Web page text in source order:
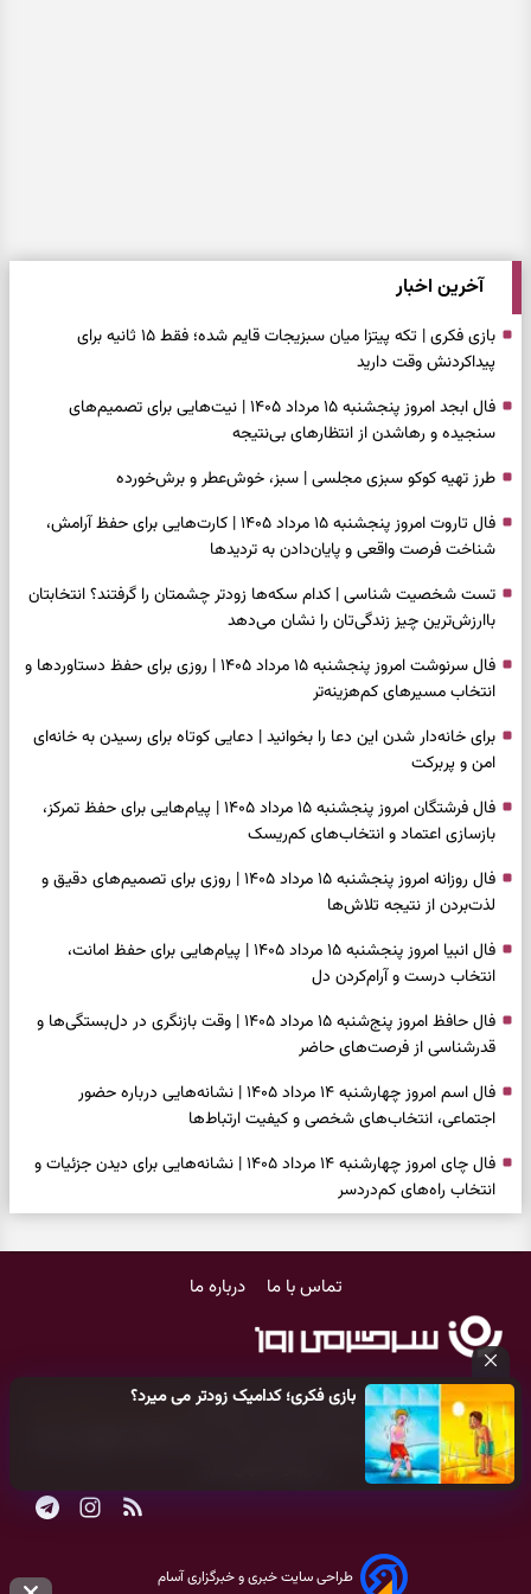
بازی فکری؛ کدامیک زودتر می میرد؟
آخرین اخبار
بازی فکری | تکه پیتزا میان سبزیجات قایم شده؛ فقط ۱۵ ثانیه برای
پیداکردنش وقت دارید
فال ابجد امروز پنجشنبه ۱۵ مرداد ۱۴۰۵ | نیت‌هایی برای تصمیم‌های
سنجیده و رهاشدن از انتظارهای بی‌نتیجه
طرز تهیه کوکو سبزی مجلسی | سبز، خوش‌عطر و برش‌خورده
فال تاروت امروز پنجشنبه ۱۵ مرداد ۱۴۰۵ | کارت‌هایی برای حفظ آرامش،
شناخت فرصت واقعی و پایان‌دادن به تردیدها
تست شخصیت شناسی | کدام سکه‌ها زودتر چشمتان را گرفتند؟ انتخابتان
باارزش‌ترین چیز زندگی‌تان را نشان می‌دهد
فال سرنوشت امروز پنجشنبه ۱۵ مرداد ۱۴۰۵ | روزی برای حفظ دستاوردها و
انتخاب مسیرهای کم‌هزینه‌تر
برای خانه‌دار شدن این دعا را بخوانید | دعایی کوتاه برای رسیدن به خانه‌ای
امن و پربرکت
فال فرشتگان امروز پنجشنبه ۱۵ مرداد ۱۴۰۵ | پیام‌هایی برای حفظ تمرکز،
بازسازی اعتماد و انتخاب‌های کم‌ریسک
فال روزانه امروز پنجشنبه ۱۵ مرداد ۱۴۰۵ | روزی برای تصمیم‌های دقیق و
لذت‌بردن از نتیجه تلاش‌ها
فال انبیا امروز پنجشنبه ۱۵ مرداد ۱۴۰۵ | پیام‌هایی برای حفظ امانت،
انتخاب درست و آرام‌کردن دل
فال حافظ امروز پنج‌شنبه ۱۵ مرداد ۱۴۰۵ | وقت بازنگری در دل‌بستگی‌ها و
قدرشناسی از فرصت‌های حاضر
فال اسم امروز چهارشنبه ۱۴ مرداد ۱۴۰۵ | نشانه‌هایی درباره حضور
اجتماعی، انتخاب‌های شخصی و کیفیت ارتباط‌ها
فال چای امروز چهارشنبه ۱۴ مرداد ۱۴۰۵ | نشانه‌هایی برای دیدن جزئیات و
انتخاب راه‌های کم‌دردسر
انتخاب چیزی که ارزش ماندن دارد
فرصت دارید
کوچک و حفظ مسیرهای ارزشمند
طرز تهیه لوبیا پلو مجلسی با گوشت چرخ‌کرده | دانه‌دانه، خوش‌عطر و
تماس با ما درباره ما
کلیه حقوق مادی و معنوی این سایت متعلق بهپایگاه خبری سرگرمی روز
می‌باشد و هر گونه کپی‌برداری توسط دیگر سایت‌ها
طراحی سایت خبری و خبرگزاری آسام